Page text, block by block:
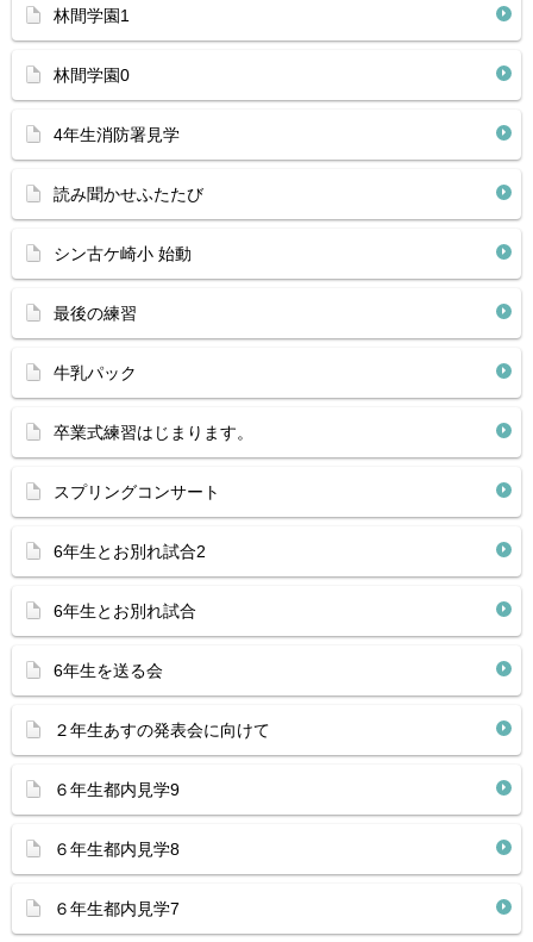
林間学園1
林間学園0
4年生消防署見学
読み聞かせふたたび
シン古ケ崎小 始動
最後の練習
牛乳パック
卒業式練習はじまります。
スプリングコンサート
6年生とお別れ試合2
6年生とお別れ試合
6年生を送る会
２年生あすの発表会に向けて
６年生都内見学9
６年生都内見学8
６年生都内見学7